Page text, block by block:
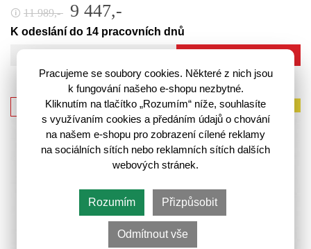
🛈 11 989,- 9 447,-
K odeslání do 14 pracovních dnů
AKCE
-10%
Pracujeme se soubory cookies. Některé z nich jsou
k fungování našeho e-shopu nezbytné.
Kliknutím na tlačítko „Rozumím“ níže, souhlasíte
s využívaním cookies a předáním údajů o chování
na našem e-shopu pro zobrazení cílené reklamy
na sociálních sítích nebo reklamních sítích dalších
webových stránek.
Rozumím Přizpůsobit
Odmítnout vše